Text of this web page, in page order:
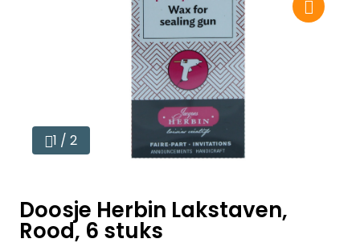
1 / 2
Doosje Herbin Lakstaven,
Rood, 6 stuks